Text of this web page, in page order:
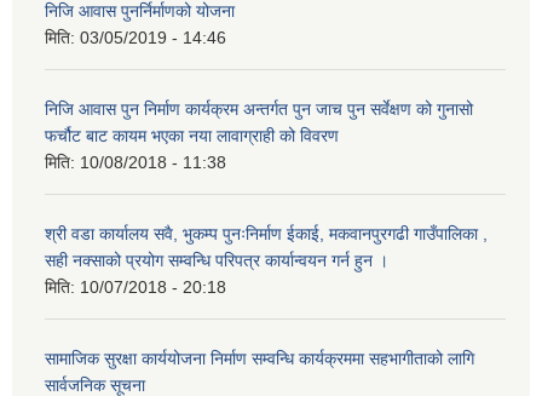
निजि आवास पुनर्निर्माणको योजना
मिति: 03/05/2019 - 14:46
निजि आवास पुन निर्माण कार्यक्रम अन्तर्गत पुन जाच पुन सर्वेक्षण को गुनासो
फर्चौट बाट कायम भएका नया लावाग्राही को विवरण
मिति: 10/08/2018 - 11:38
श्री वडा कार्यालय सवै, भुकम्प पुनःनिर्माण ईकाई, मकवानपुरगढी गाउँपालिका ,
सही नक्साको प्रयोग सम्वन्धि परिपत्र कार्यान्वयन गर्न हुन ।
मिति: 10/07/2018 - 20:18
सामाजिक सुरक्षा कार्ययोजना निर्माण सम्वन्धि कार्यक्रममा सहभागीताको लागि
सार्वजनिक सूचना